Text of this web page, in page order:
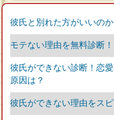
彼氏と別れた方がいいの
モテない理由を無料診断
彼氏ができない診断！恋
原因は？
彼氏ができない理由をス